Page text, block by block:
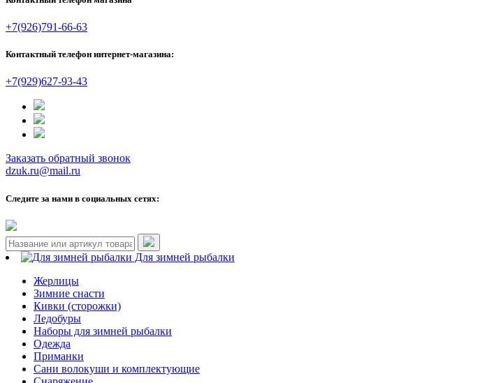
+7(926)791-66-63
Контактный телефон интернет-магазина:
+7(929)627-93-43
Заказать обратный звонок
dzuk.ru@mail.ru
Следите за нами в социальных сетях:
Для зимней рыбалки
Жерлицы
Зимние снасти
Кивки (сторожки)
Ледобуры
Наборы для зимней рыбалки
Одежда
Приманки
Сани волокуши и комплектующие